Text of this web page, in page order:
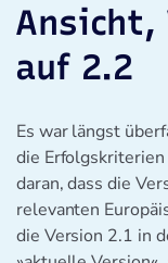
Ansicht,
auf 2.2
Es war längst
die
daran, dass die
relevanten
die Version 2.1 in